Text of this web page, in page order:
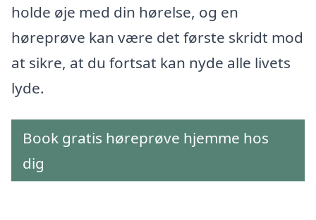
holde øje med din hørelse, og en
høreprøve kan være det første skridt mod
at sikre, at du fortsat kan nyde alle livets
lyde.
Book gratis høreprøve hjemme hos
dig